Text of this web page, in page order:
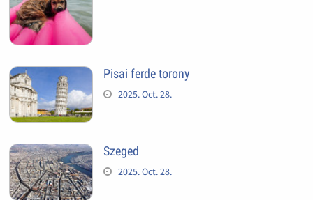
Pisai ferde torony
2025. Oct. 28.
Szeged
2025. Oct. 28.